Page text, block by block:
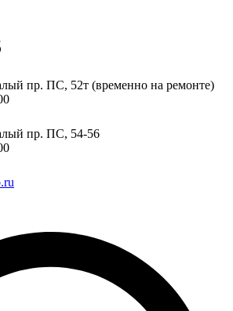
пр. ПС, 52т (временно на ремонте)
пр. ПС, 54-56